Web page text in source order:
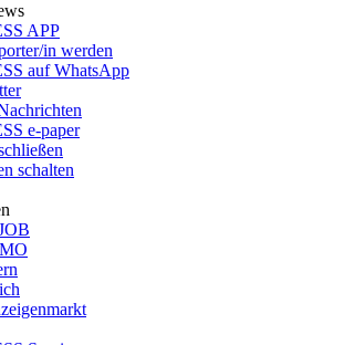
APP
in werden
auf WhatsApp
e-paper
schalten